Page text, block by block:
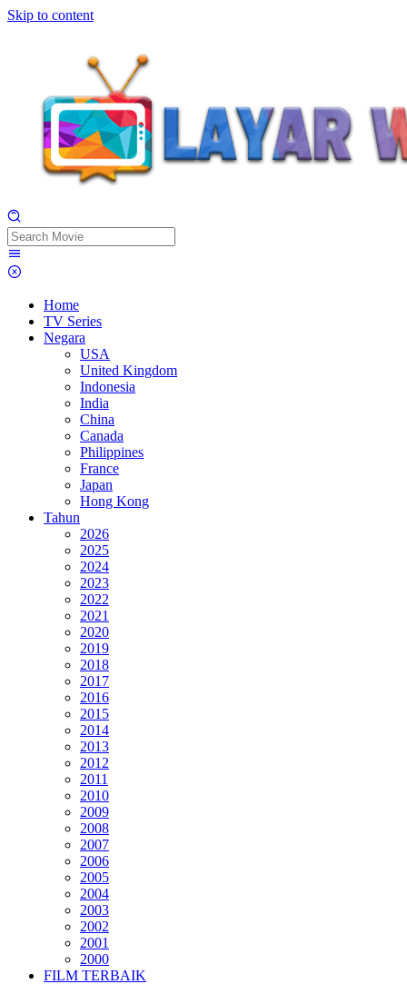
Skip to content
Home
TV Series
Negara
USA
United Kingdom
Indonesia
India
China
Canada
Philippines
France
Japan
Hong Kong
Tahun
2026
2025
2024
2023
2022
2021
2020
2019
2018
2017
2016
2015
2014
2013
2012
2011
2010
2009
2008
2007
2006
2005
2004
2003
2002
2001
2000
FILM TERBAIK